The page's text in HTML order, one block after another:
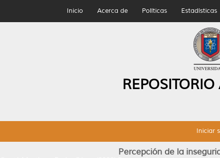
Inicio Acerca de Políticas Estadísticas
Iniciar
Percepción de la